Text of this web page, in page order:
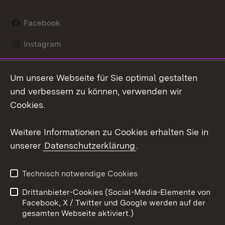
Facebook
Instagram
Mastodon
Youtube
Kontakt
Datenschutz
Barrierefreiheit
Impressum Cookies
Um unsere Webseite für Sie optimal gestalten
und verbessern zu können, verwenden wir
Cookies.
Weitere Informationen zu Cookies erhalten Sie in
unserer Datenschutzerklärung.
Technisch notwendige Cookies
Drittanbieter-Cookies (Social-Media-Elemente von
Facebook, X / Twitter und Google werden auf der
gesamten Webseite aktiviert.)